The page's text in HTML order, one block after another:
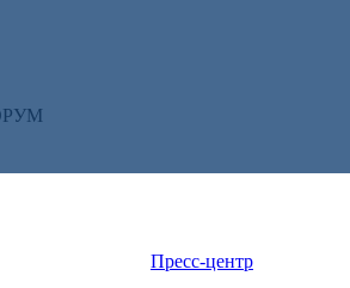
Пресс-центр